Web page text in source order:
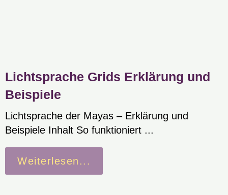
Lichtsprache Grids Erklärung und
Beispiele
Lichtsprache der Mayas – Erklärung und
Beispiele Inhalt So funktioniert ...
Weiterlesen...